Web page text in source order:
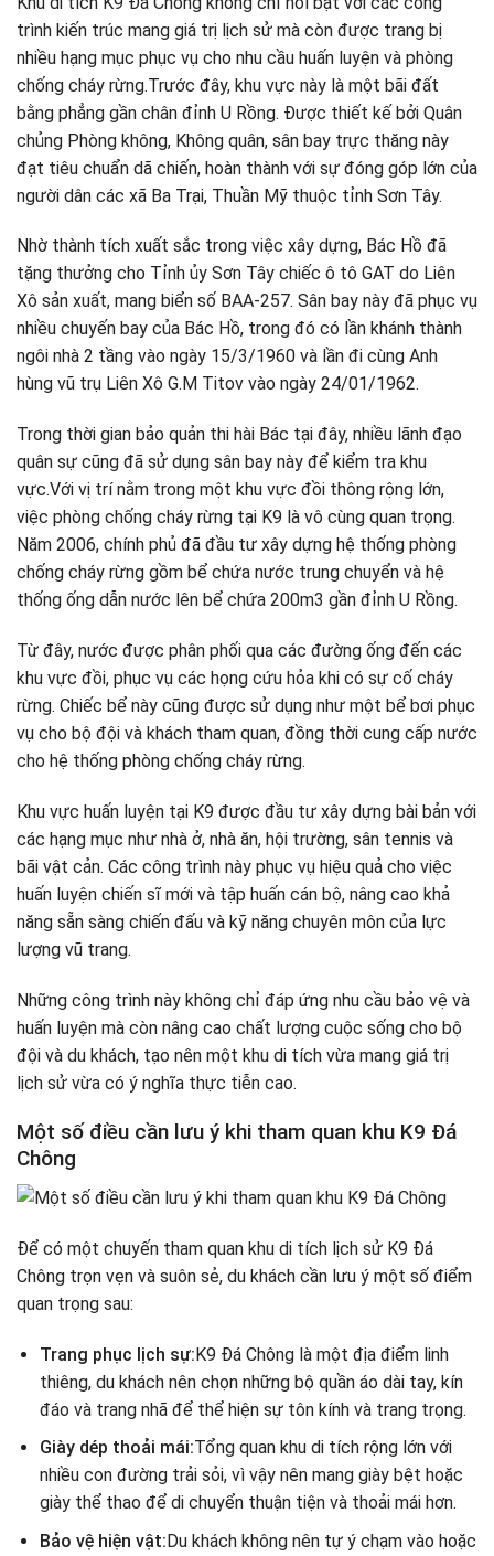
trình kiến trúc mang giá trị lịch sử mà còn được trang bị
nhiều hạng mục phục vụ cho nhu cầu huấn luyện và phòng
chống cháy rừng.Trước đây, khu vực này là một bãi đất
bằng phẳng gần chân đỉnh U Rồng. Được thiết kế bởi Quân
chủng Phòng không, Không quân, sân bay trực thăng này
đạt tiêu chuẩn dã chiến, hoàn thành với sự đóng góp lớn của
người dân các xã Ba Trại, Thuần Mỹ thuộc tỉnh Sơn Tây.
Nhờ thành tích xuất sắc trong việc xây dựng, Bác Hồ đã
tặng thưởng cho Tỉnh ủy Sơn Tây chiếc ô tô GAT do Liên
Xô sản xuất, mang biển số BAA-257. Sân bay này đã phục vụ
nhiều chuyến bay của Bác Hồ, trong đó có lần khánh thành
ngôi nhà 2 tầng vào ngày 15/3/1960 và lần đi cùng Anh
hùng vũ trụ Liên Xô G.M Titov vào ngày 24/01/1962.
Trong thời gian bảo quản thi hài Bác tại đây, nhiều lãnh đạo
quân sự cũng đã sử dụng sân bay này để kiểm tra khu
vực.Với vị trí nằm trong một khu vực đồi thông rộng lớn,
việc phòng chống cháy rừng tại K9 là vô cùng quan trọng.
Năm 2006, chính phủ đã đầu tư xây dựng hệ thống phòng
chống cháy rừng gồm bể chứa nước trung chuyển và hệ
thống ống dẫn nước lên bể chứa 200m3 gần đỉnh U Rồng.
Từ đây, nước được phân phối qua các đường ống đến các
khu vực đồi, phục vụ các họng cứu hỏa khi có sự cố cháy
rừng. Chiếc bể này cũng được sử dụng như một bể bơi phục
vụ cho bộ đội và khách tham quan, đồng thời cung cấp nước
cho hệ thống phòng chống cháy rừng.
Khu vực huấn luyện tại K9 được đầu tư xây dựng bài bản với
các hạng mục như nhà ở, nhà ăn, hội trường, sân tennis và
bãi vật cản. Các công trình này phục vụ hiệu quả cho việc
huấn luyện chiến sĩ mới và tập huấn cán bộ, nâng cao khả
năng sẵn sàng chiến đấu và kỹ năng chuyên môn của lực
lượng vũ trang.
Những công trình này không chỉ đáp ứng nhu cầu bảo vệ và
huấn luyện mà còn nâng cao chất lượng cuộc sống cho bộ
đội và du khách, tạo nên một khu di tích vừa mang giá trị
lịch sử vừa có ý nghĩa thực tiễn cao.
Một số điều cần lưu ý khi tham quan khu K9 Đá
Chông
Để có một chuyến tham quan khu di tích lịch sử K9 Đá
Chông trọn vẹn và suôn sẻ, du khách cần lưu ý một số điểm
quan trọng sau:
Trang phục lịch sự:K9 Đá Chông là một địa điểm linh
thiêng, du khách nên chọn những bộ quần áo dài tay, kín
đáo và trang nhã để thể hiện sự tôn kính và trang trọng.
Giày dép thoải mái:Tổng quan khu di tích rộng lớn với
nhiều con đường trải sỏi, vì vậy nên mang giày bệt hoặc
giày thể thao để di chuyển thuận tiện và thoải mái hơn.
Bảo vệ hiện vật:Du khách không nên tự ý chạm vào hoặc